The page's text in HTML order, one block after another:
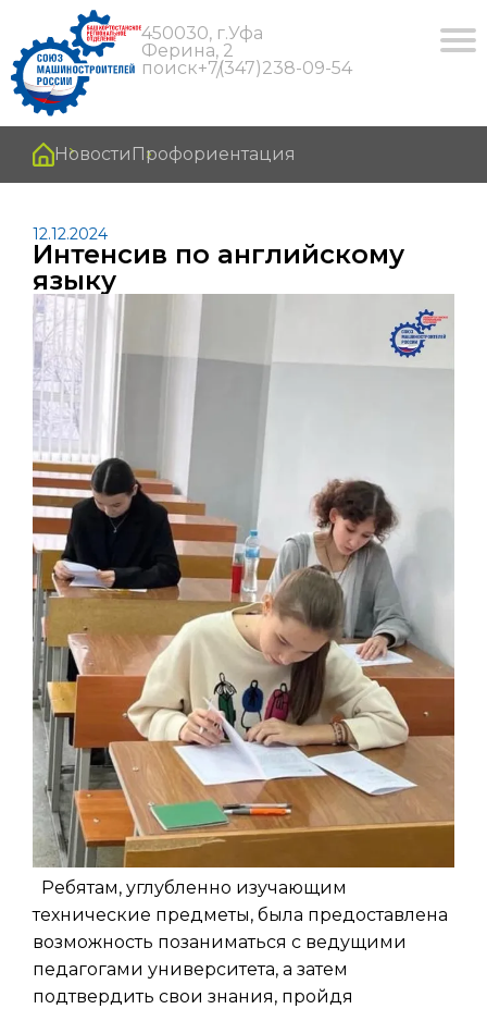
450030, г.Уфа
Ферина, 2
поиск+7(347)238-09-54
Новости Профориентация
12.12.2024
Интенсив по английскому
языку
Ребятам, углубленно изучающим
технические предметы, была предоставлена
возможность позаниматься с ведущими
педагогами университета, а затем
подтвердить свои знания, пройдя